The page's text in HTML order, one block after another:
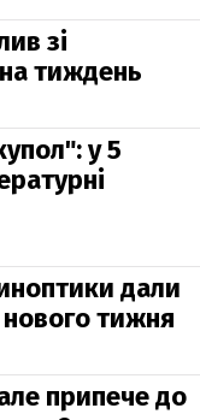
зі
тиждень
у 5
дали
тижня
припече до